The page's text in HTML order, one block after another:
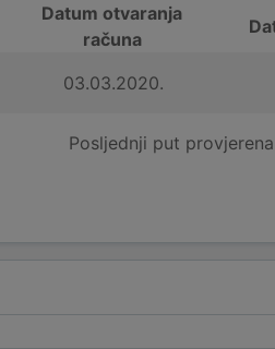
Datum otvaranja
računa
03.03.2020.
Posljednji put